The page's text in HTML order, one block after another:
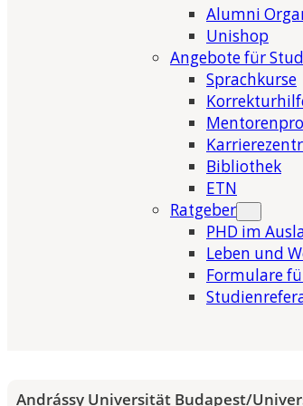
Alumni
Unishop
Angebote für
Sprachkurse
Bibliothek
ETN
Ratgeber
PHD im
Leben und
Formulare
Andrássy Universität Budapest/